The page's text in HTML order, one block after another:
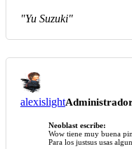
"Yu Suzuki"
alexislight
Neoblast escribe:
Wow tiene muy buena
Para los justsus usas